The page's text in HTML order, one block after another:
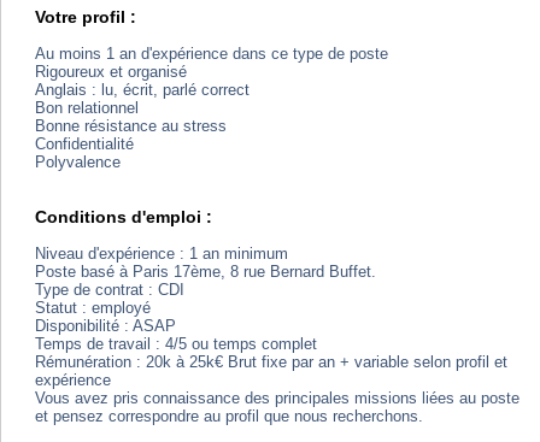
Votre profil :
Au moins 1 an d'expérience dans ce type de poste
Rigoureux et organisé
Anglais : lu, écrit, parlé correct
Bon relationnel
Bonne résistance au stress
Confidentialité
Polyvalence
Conditions d'emploi :
Niveau d'expérience : 1 an minimum
Poste basé à Paris 17ème, 8 rue Bernard Buffet.
Type de contrat : CDI
Statut : employé
Disponibilité : ASAP
Temps de travail : 4/5 ou temps complet
Rémunération : 20k à 25k€ Brut fixe par an + variable selon profil et
expérience
Vous avez pris connaissance des principales missions liées au poste
et pensez correspondre au profil que nous recherchons.